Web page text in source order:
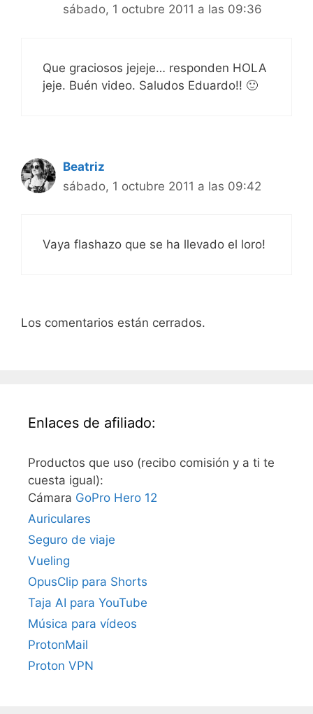
sábado, 1 octubre 2011 a las 09:36
Que graciosos jejeje… responden HOLA
jeje. Buén video. Saludos Eduardo!! 🙂
Beatriz
sábado, 1 octubre 2011 a las 09:42
Vaya flashazo que se ha llevado el loro!
Los comentarios están cerrados.
Enlaces de afiliado:
Productos que uso (recibo comisión y a ti te
cuesta igual):
Cámara GoPro Hero 12
Auriculares
Seguro de viaje
Vueling
OpusClip para Shorts
Taja AI para YouTube
Música para vídeos
ProtonMail
Proton VPN